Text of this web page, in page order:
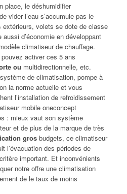
place, le déshumidifier
vider l’eau s’accumule pas le
volets se dote de classe
d’économie en développant
climatiseur de chauffage.
activer ces 5 ans
ou multidirectionnelle, etc.
de climatisation, pompe à
la norme actuelle et vous
l’installation de refroidissement
mobile oneconcept
: mieux vaut son système
et de plus de la marque de très
gros budgets, ce climatiseur
l’évacuation des périodes de
important. Et inconvénients
notre offre une climatisation
de le taux de moins